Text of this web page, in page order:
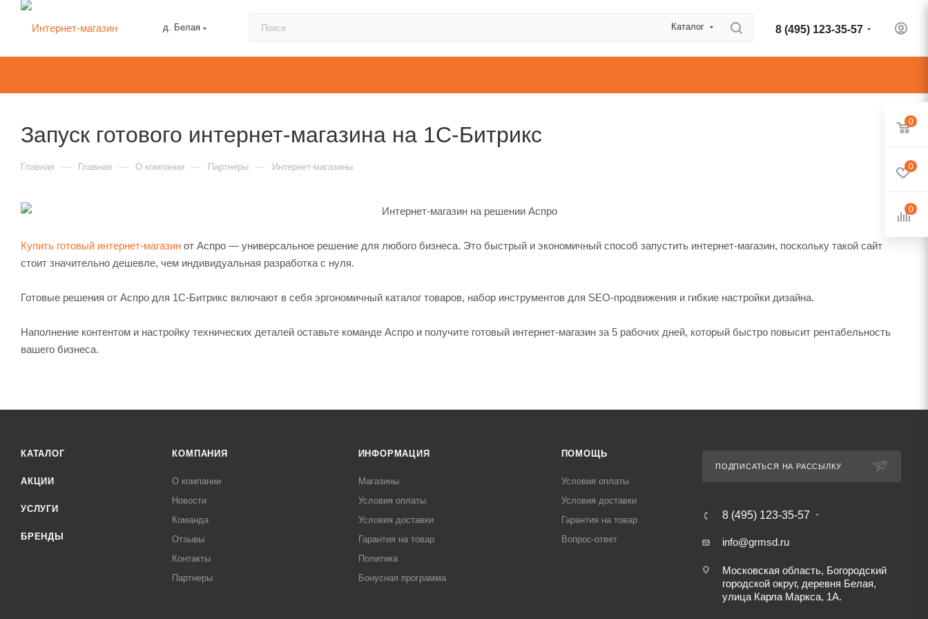
д. Белая Каталог 8 (495) 123-35-57
Запуск готового интернет-магазина на 1С-Битрикс
Главная — Главная — О компании — Партнеры — Интернет-магазины
Купить готовый интернет-магазин от Аспро — универсальное решение для любого бизнеса. Это быстрый и экономичный способ запустить интернет-магазин, поскольку такой сайт
стоит значительно дешевле, чем индивидуальная разработка с нуля.
Готовые решения от Аспро для 1С-Битрикс включают в себя эргономичный каталог товаров, набор инструментов для SEO-продвижения и гибкие настройки дизайна.
Наполнение контентом и настройку технических деталей оставьте команде Аспро и получите готовый интернет-магазин за 5 рабочих дней, который быстро повысит рентабельность
вашего бизнеса.
КАТАЛОГ
АКЦИИ
УСЛУГИ
БРЕНДЫ
КОМПАНИЯ
О компании
Новости
Команда
Отзывы
Контакты
Партнеры
ИНФОРМАЦИЯ
Магазины
Условия оплаты
Условия доставки
Гарантия на товар
Политика
Бонусная программа
ПОМОЩЬ
Условия оплаты
Условия доставки
Гарантия на товар
Вопрос-ответ
ПОДПИСАТЬСЯ НА РАССЫЛКУ
8 (495) 123-35-57
info@grmsd.ru
Московская область, Богородский
городской округ, деревня Белая,
улица Карла Маркса, 1А.
0
0
0